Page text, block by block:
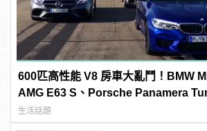
600匹高性能 V8 房車大亂鬥！BMW
AMG E63 S、Porsche Panamera
Hybrid、Cadillac CTS-V「0-300km/h
生活話題